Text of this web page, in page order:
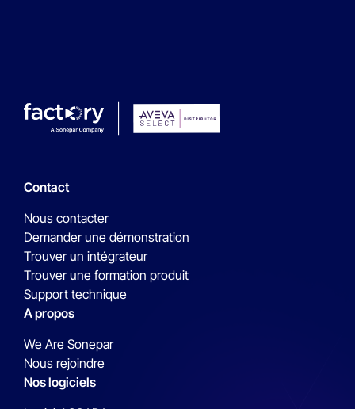
Contact
Nous contacter
Demander une démonstration
Trouver un intégrateur
Trouver une formation produit
Support technique
A propos
We Are Sonepar
Nous rejoindre
Nos logiciels